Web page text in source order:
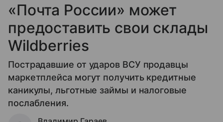
«Почта России» может
предоставить свои склады
Wildberries
Пострадавшие от ударов ВСУ продавцы
маркетплейса могут получить кредитные
каникулы, льготные займы и налоговые
послабления.